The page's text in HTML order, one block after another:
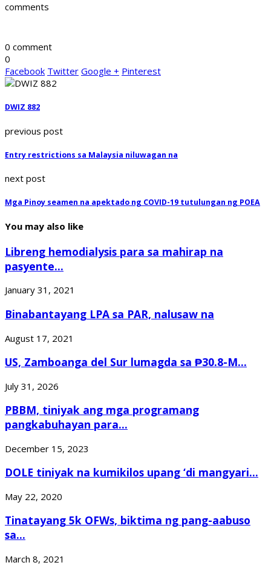
comments
0 comment
0
Facebook Twitter Google + Pinterest
DWIZ 882
previous post
Entry restrictions sa Malaysia niluwagan na
next post
Mga Pinoy seamen na apektado ng COVID-19 tutulungan ng POEA
You may also like
Libreng hemodialysis para sa mahirap na
pasyente...
January 31, 2021
Binabantayang LPA sa PAR, nalusaw na
August 17, 2021
US, Zamboanga del Sur lumagda sa ₱30.8-M...
July 31, 2026
PBBM, tiniyak ang mga programang
pangkabuhayan para...
December 15, 2023
DOLE tiniyak na kumikilos upang ‘di mangyari...
May 22, 2020
Tinatayang 5k OFWs, biktima ng pang-aabuso
sa...
March 8, 2021